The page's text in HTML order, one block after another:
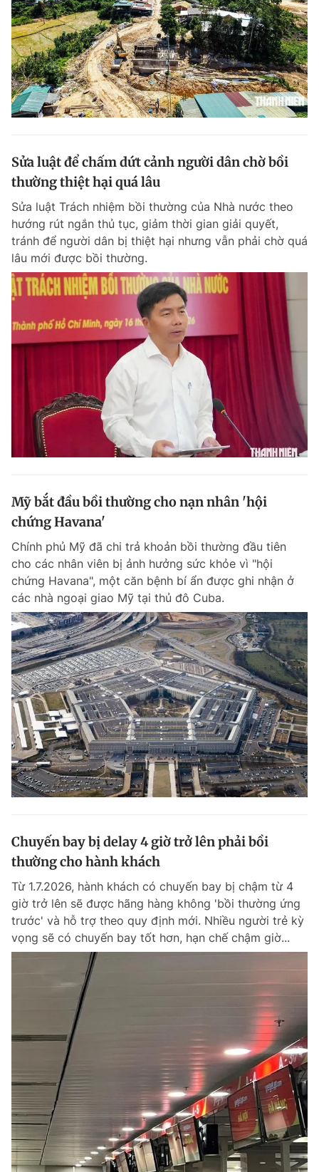
Hotline
0906 645 777
Liên hệ quảng cáo
0908 780 404
Đặt báo Quảng cáo RSS Tòa soạn Chính sách bảo
Tổng biên tập: Nguyễn Ngọc Toàn
Phó tổng biên tập: Trần Việt Hưng
Tổng thư ký tòa soạn: Đức Trung
Giấy phép xuất bản số 110/GP - BTTTT cấp ngày 24.3.2020
© 2003-2026 Bản quyền thuộc về Báo Thanh Niên. Cấm sao chép
dưới mọi hình thức nếu không có sự chấp thuận bằng văn bản.
Phát triển bởi ePi Technologies, JSC.
Sửa luật để chấm dứt cảnh người dân chờ bồi
thường thiệt hại quá lâu
Sửa luật Trách nhiệm bồi thường của Nhà nước theo
hướng rút ngắn thủ tục, giảm thời gian giải quyết,
tránh để người dân bị thiệt hại nhưng vẫn phải chờ quá
lâu mới được bồi thường.
Mỹ bắt đầu bồi thường cho nạn nhân 'hội
chứng Havana'
Chính phủ Mỹ đã chi trả khoản bồi thường đầu tiên
cho các nhân viên bị ảnh hưởng sức khỏe vì "hội
chứng Havana", một căn bệnh bí ẩn được ghi nhận ở
các nhà ngoại giao Mỹ tại thủ đô Cuba.
Chuyến bay bị delay 4 giờ trở lên phải bồi
thường cho hành khách
Từ 1.7.2026, hành khách có chuyến bay bị chậm từ 4
giờ trở lên sẽ được hãng hàng không 'bồi thường ứng
trước' và hỗ trợ theo quy định mới. Nhiều người trẻ kỳ
vọng sẽ có chuyến bay tốt hơn, hạn chế chậm giờ...